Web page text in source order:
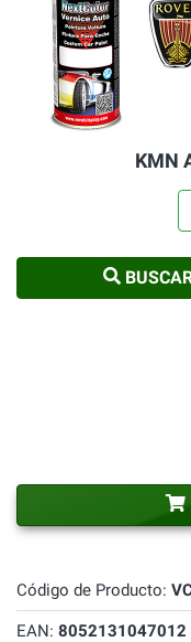
KMN
Código de Producto:
EAN: 8052131047012